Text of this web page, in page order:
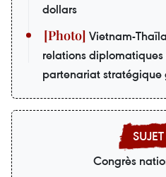
dollars
Vietnam-
relations diplomatiques
partenariat stratégique
Congrès